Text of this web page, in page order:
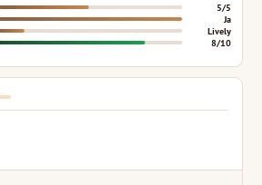
5/5
Ja
Lively
8/10